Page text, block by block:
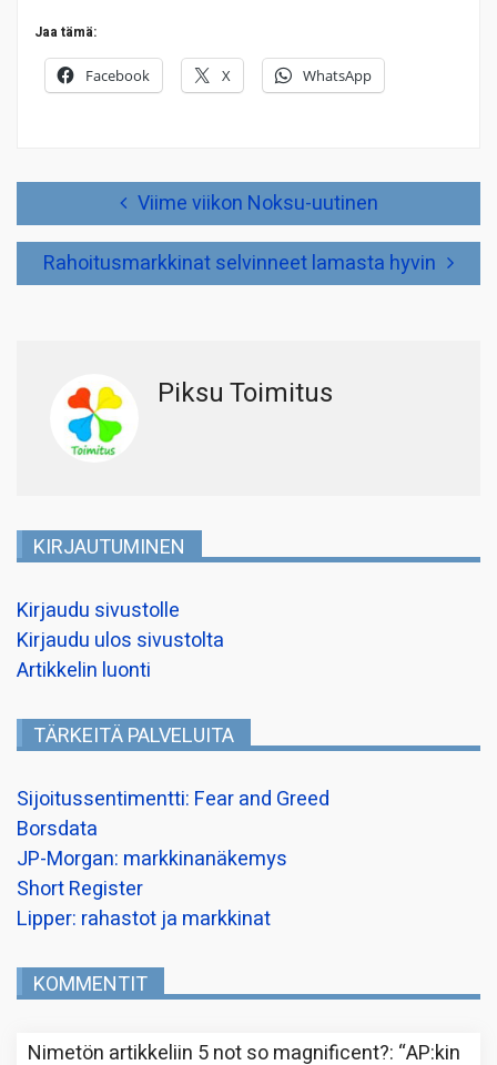
Jaa tämä:
Facebook X WhatsApp
Viime viikon Noksu-uutinen
Rahoitusmarkkinat selvinneet lamasta hyvin
Piksu Toimitus
KIRJAUTUMINEN
Kirjaudu sivustolle
Kirjaudu ulos sivustolta
Artikkelin luonti
TÄRKEITÄ PALVELUITA
Sijoitussentimentti: Fear and Greed
Borsdata
JP-Morgan: markkinanäkemys
Short Register
Lipper: rahastot ja markkinat
KOMMENTIT
Nimetön artikkeliin 5 not so magnificent?: “AP:kin